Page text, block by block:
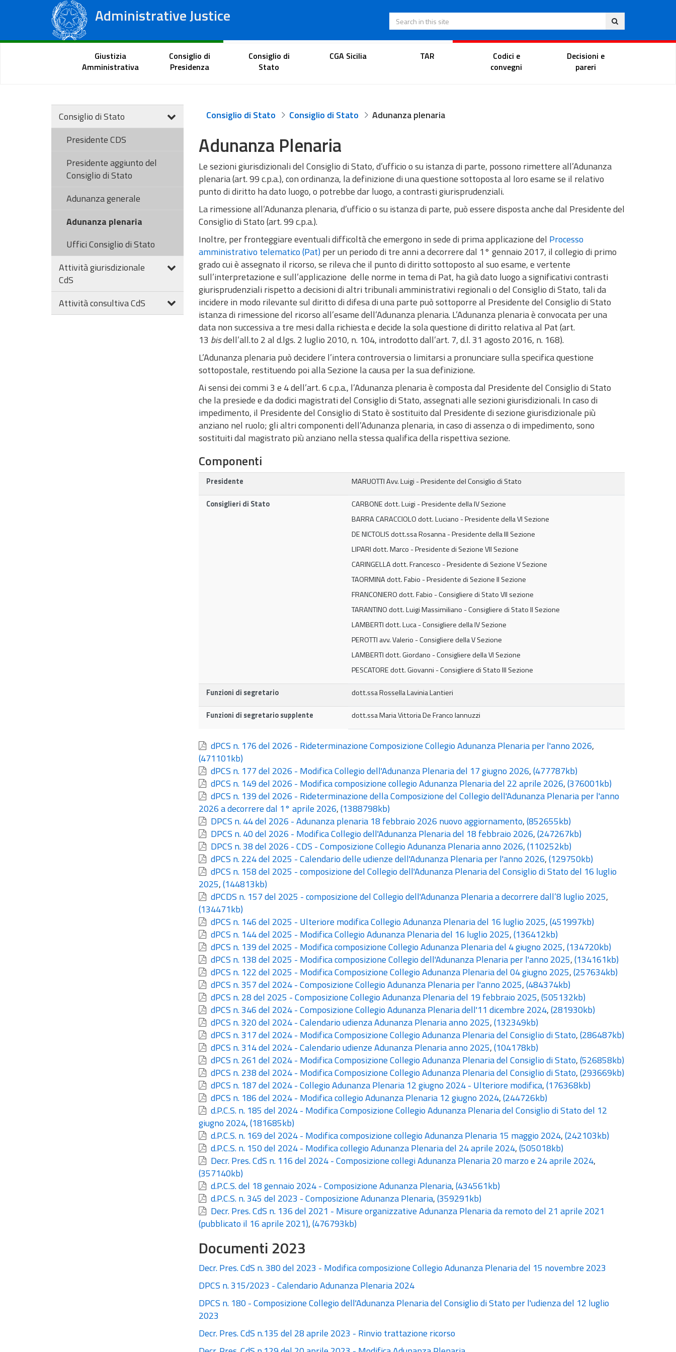
Administrative Justice
Regional Administrative Courts
Eng
Search in this site
Citizen Portal Lawyer's portal Magistrate Portal
Giustizia
Amministrativa
Consiglio di
Presidenza
Consiglio di
Stato
CGA Sicilia TAR
Codici e
convegni
Decisioni e
pareri
Consiglio di Stato
Presidente CDS
Presidente aggiunto del
Consiglio di Stato
Adunanza generale
Adunanza plenaria
Uffici Consiglio di Stato
Attività giurisdizionale
CdS
Attività consultiva CdS
Consiglio di Stato Consiglio di Stato Adunanza plenaria
Adunanza Plenaria
Le sezioni giurisdizionali del Consiglio di Stato, d’ufficio o su istanza di parte, possono rimettere all’Adunanza
plenaria (art. 99 c.p.a.), con ordinanza, la definizione di una questione sottoposta al loro esame se il relativo
punto di diritto ha dato luogo, o potrebbe dar luogo, a contrasti giurisprudenziali.
La rimessione all’Adunanza plenaria, d’ufficio o su istanza di parte, può essere disposta anche dal Presidente del
Consiglio di Stato (art. 99 c.p.a.).
Inoltre, per fronteggiare eventuali difficoltà che emergono in sede di prima applicazione del Processo
amministrativo telematico (Pat) per un periodo di tre anni a decorrere dal 1° gennaio 2017, il collegio di primo
grado cui è assegnato il ricorso, se rileva che il punto di diritto sottoposto al suo esame, e vertente
sull’interpretazione e sull’applicazione delle norme in tema di Pat, ha già dato luogo a significativi contrasti
giurisprudenziali rispetto a decisioni di altri tribunali amministrativi regionali o del Consiglio di Stato, tali da
incidere in modo rilevante sul diritto di difesa di una parte può sottoporre al Presidente del Consiglio di Stato
istanza di rimessione del ricorso all’esame dell’Adunanza plenaria. L’Adunanza plenaria è convocata per una
data non successiva a tre mesi dalla richiesta e decide la sola questione di diritto relativa al Pat (art.
13 bisdell’all.to 2 al d.lgs. 2 luglio 2010, n. 104, introdotto dall’art. 7, d.l. 31 agosto 2016, n. 168).
L’Adunanza plenaria può decidere l’intera controversia o limitarsi a pronunciare sulla specifica questione
sottopostale, restituendo poi alla Sezione la causa per la sua definizione.
Ai sensi dei commi 3 e 4 dell’art. 6 c.p.a., l’Adunanza plenaria è composta dal Presidente del Consiglio di Stato
che la presiede e da dodici magistrati del Consiglio di Stato, assegnati alle sezioni giurisdizionali. In caso di
impedimento, il Presidente del Consiglio di Stato è sostituito dal Presidente di sezione giurisdizionale più
anziano nel ruolo; gli altri componenti dell’Adunanza plenaria, in caso di assenza o di impedimento, sono
sostituiti dal magistrato più anziano nella stessa qualifica della rispettiva sezione.
Componenti
Presidente MARUOTTI Avv. Luigi - Presidente del Consiglio di Stato
Consiglieri di Stato
CARBONE dott. Luigi - Presidente della IV Sezione
BARRA CARACCIOLO dott. Luciano - Presidente della VI Sezione
DE NICTOLIS dott.ssa Rosanna - Presidente della III Sezione
LIPARI dott. Marco - Presidente di Sezione VII Sezione
CARINGELLA dott. Francesco - Presidente di Sezione V Sezione
TAORMINA dott. Fabio - Presidente di Sezione II Sezione
FRANCONIERO dott. Fabio - Consigliere di Stato VII sezione
TARANTINO dott. Luigi Massimiliano - Consigliere di Stato II Sezione
LAMBERTI dott. Luca - Consigliere della IV Sezione
PEROTTI avv. Valerio - Consigliere della V Sezione
LAMBERTI dott. Giordano - Consigliere della VI Sezione
PESCATORE dott. Giovanni - Consigliere di Stato III Sezione
Funzioni di segretario dott.ssa Rossella Lavinia Lantieri
Funzioni di segretario supplente dott.ssa Maria Vittoria De Franco Iannuzzi
dPCS n. 176 del 2026 - Rideterminazione Composizione Collegio Adunanza Plenaria per l'anno 2026,
(471101kb)
dPCS n. 177 del 2026 - Modifica Collegio dell'Adunanza Plenaria del 17 giugno 2026,(477787kb)
dPCS n. 149 del 2026 - Modifica composizione collegio Adunanza Plenaria del 22 aprile 2026,(376001kb)
dPCS n. 139 del 2026 - Rideterminazione della Composizione del Collegio dell'Adunanza Plenaria per l'anno
2026 a decorrere dal 1° aprile 2026,(1388798kb)
DPCS n. 44 del 2026 - Adunanza plenaria 18 febbraio 2026 nuovo aggiornamento,(852655kb)
DPCS n. 40 del 2026 - Modifica Collegio dell'Adunanza Plenaria del 18 febbraio 2026,(247267kb)
DPCS n. 38 del 2026 - CDS - Composizione Collegio Adunanza Plenaria anno 2026,(110252kb)
dPCS n. 224 del 2025 - Calendario delle udienze dell'Adunanza Plenaria per l'anno 2026,(129750kb)
dPCS n. 158 del 2025 - composizione del Collegio dell'Adunanza Plenaria del Consiglio di Stato del 16 luglio
2025,(144813kb)
dPCDS n. 157 del 2025 - composizione del Collegio dell'Adunanza Plenaria a decorrere dall’8 luglio 2025,
(134471kb)
dPCS n. 146 del 2025 - Ulteriore modifica Collegio Adunanza Plenaria del 16 luglio 2025,(451997kb)
dPCS n. 144 del 2025 - Modifica Collegio Adunanza Plenaria del 16 luglio 2025,(136412kb)
dPCS n. 139 del 2025 - Modifica composizione Collegio Adunanza Plenaria del 4 giugno 2025,(134720kb)
dPCS n. 138 del 2025 - Modifica composizione Collegio dell'Adunanza Plenaria per l'anno 2025,(134161kb)
dPCS n. 122 del 2025 - Modifica Composizione Collegio Adunanza Plenaria del 04 giugno 2025,(257634kb)
dPCS n. 357 del 2024 - Composizione Collegio Adunanza Plenaria per l'anno 2025,(484374kb)
dPCS n. 28 del 2025 - Composizione Collegio Adunanza Plenaria del 19 febbraio 2025,(505132kb)
dPCS n. 346 del 2024 - Composizione Collegio Adunanza Plenaria dell'11 dicembre 2024,(281930kb)
dPCS n. 320 del 2024 - Calendario udienza Adunanza Plenaria anno 2025,(132349kb)
dPCS n. 317 del 2024 - Modifica Composizione Collegio Adunanza Plenaria del Consiglio di Stato,(286487kb)
dPCS n. 314 del 2024 - Calendario udienze Adunanza Plenaria anno 2025,(104178kb)
dPCS n. 261 del 2024 - Modifica Composizione Collegio Adunanza Plenaria del Consiglio di Stato,(526858kb)
dPCS n. 238 del 2024 - Modifica Composizione Collegio Adunanza Plenaria del Consiglio di Stato,(293669kb)
dPCS n. 187 del 2024 - Collegio Adunanza Plenaria 12 giugno 2024 - Ulteriore modifica,(176368kb)
dPCS n. 186 del 2024 - Modifica collegio Adunanza Plenaria 12 giugno 2024,(244726kb)
d.P.C.S. n. 185 del 2024 - Modifica Composizione Collegio Adunanza Plenaria del Consiglio di Stato del 12
giugno 2024,(181685kb)
d.P.C.S. n. 169 del 2024 - Modifica composizione collegio Adunanza Plenaria 15 maggio 2024,(242103kb)
d.P.C.S. n. 150 del 2024 - Modifica collegio Adunanza Plenaria del 24 aprile 2024,(505018kb)
Decr. Pres. CdS n. 116 del 2024 - Composizione collegi Adunanza Plenaria 20 marzo e 24 aprile 2024,
(357140kb)
d.P.C.S. del 18 gennaio 2024 - Composizione Adunanza Plenaria,(434561kb)
d.P.C.S. n. 345 del 2023 - Composizione Adunanza Plenaria,(359291kb)
Decr. Pres. CdS n. 136 del 2021 - Misure organizzative Adunanza Plenaria da remoto del 21 aprile 2021
(pubblicato il 16 aprile 2021),(476793kb)
Documenti 2023
Decr. Pres. CdS n. 380 del 2023 - Modifica composizione Collegio Adunanza Plenaria del 15 novembre 2023
DPCS n. 315/2023 - Calendario Adunanza Plenaria 2024
DPCS n. 180 - Composizione Collegio dell'Adunanza Plenaria del Consiglio di Stato per l'udienza del 12 luglio
2023
Decr. Pres. CdS n.135 del 28 aprile 2023 - Rinvio trattazione ricorso